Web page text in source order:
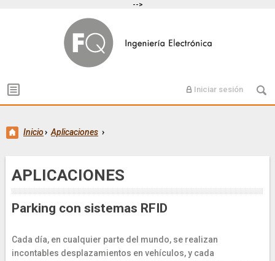
-->
Iniciar sesión
Inicio› Aplicaciones ›
APLICACIONES
Parking con sistemas RFID
Cada día, en cualquier parte del mundo, se realizan
incontables desplazamientos en vehículos, y cada